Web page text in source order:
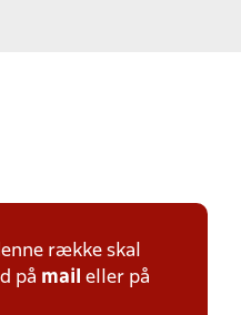
række skal
på mail eller på